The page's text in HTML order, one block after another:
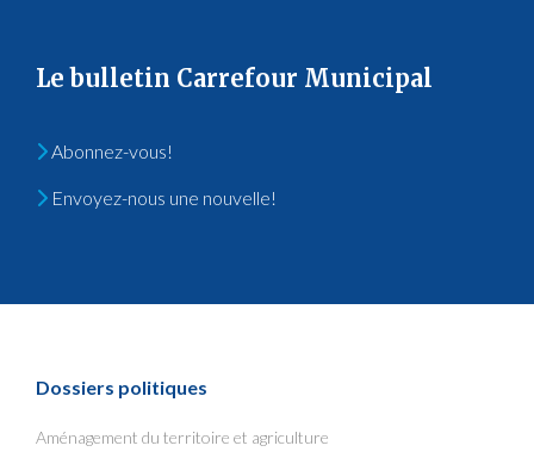
Le bulletin Carrefour Municipal
Abonnez-vous!
Envoyez-nous une nouvelle!
Dossiers politiques
Aménagement du territoire et agriculture